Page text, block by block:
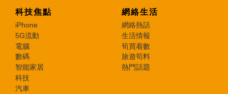
科技焦點
iPhone
5G流動
電腦
數碼
智能家居
科技
汽車
網絡生活
網絡熱話
生活情報
筍買着數
旅遊筍料
熱門話題